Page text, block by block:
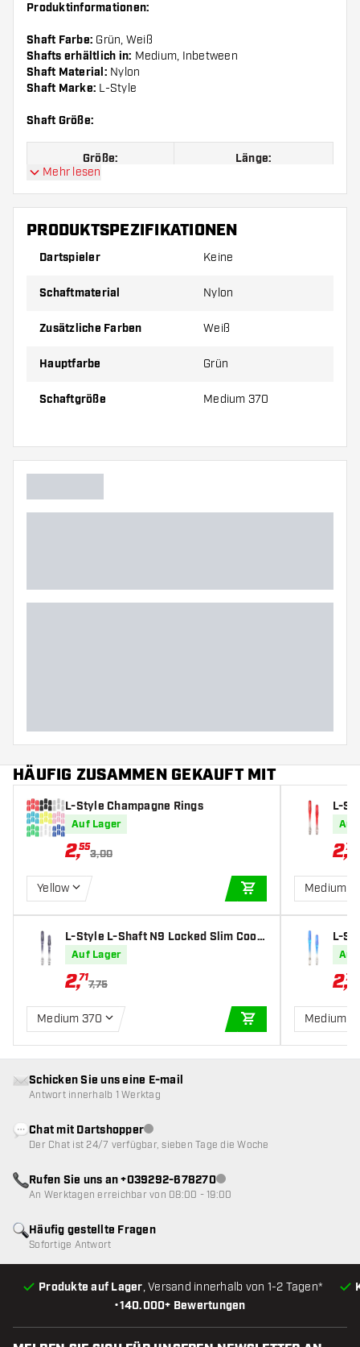
Produktinformationen:
Shaft Farbe: Grün, Weiß
Shafts erhältlich in: Medium, Inbetween
Shaft Material: Nylon
Shaft Marke: L-Style
Shaft Größe:
Größe: Länge:
Preise gelten jeweils für ein Set (1 Set = 3 Stück).
Mehr lesen
PRODUKTSPEZIFIKATIONEN
Dartspieler Keine
Schaftmaterial Nylon
Zusätzliche Farben Weiß
Hauptfarbe Grün
Schaftgröße Medium 370
HÄUFIG ZUSAMMEN GEKAUFT MIT
L-Style Champagne Rings
Auf Lager
2,55
3,00
Yellow
IN DEN
L-Style L-Shaft N9 Locked Slim Cool
Black - Dart Shafts
Auf Lager
2,71
7,75
Medium 370
IN DEN
L-
e
Auf
2,71
Medium
L-
n
Auf
2,71
Medium
•140.000+ Bewertungen
Produkte auf Lager, Versand innerhalb von 1-2 Tagen*
Häufig gestellte Fragen
Sofortige Antwort
Schicken Sie uns eine E-mail
Antwort innerhalb 1 Werktag
Chat mit DartshopperKundenservice nicht verfügbar
Der Chat ist 24/7 verfügbar, sieben Tage die Woche
Rufen Sie uns an +039292-678270Kundenservice nicht
An Werktagen erreichbar von 08:00 - 19:00